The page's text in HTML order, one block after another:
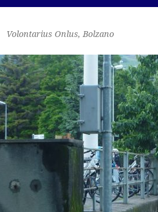
Volontarius Onlus, Bolzano